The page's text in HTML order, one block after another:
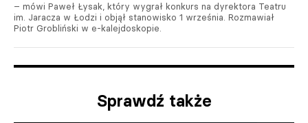
– mówi Paweł Łysak, który wygrał konkurs na dyrektora Teatru
im. Jaracza w Łodzi i objął stanowisko 1 września. Rozmawiał
Piotr Grobliński w e-kalejdoskopie.
Sprawdź także